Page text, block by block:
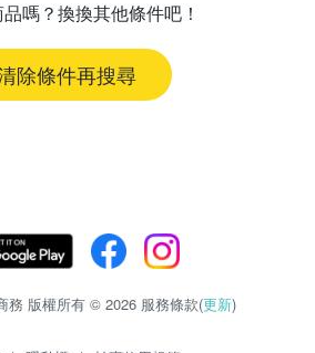
嗎？換換其他條件吧！
除條件再搜尋
務 版權所有 © 2026 服務條款(更新)